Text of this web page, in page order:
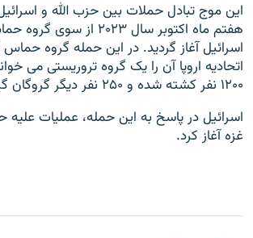
این موج تبادل حملات بین حزب الله و
هفتم ماه اکتوبر سال ۲۰۲۳ از سوی
اسرائیل آغاز گردید. در این حمله گروه حماس
اتحادیه اروپا آن را یک گروه تروریستی می
۱۲۰۰ نفر کشته شده و ۲۵۰ نفر دیگر گروگان گرفته شدند.
اسرائیل در پاسخ به این حمله، عملیات علیه
غزه آغاز کرد.